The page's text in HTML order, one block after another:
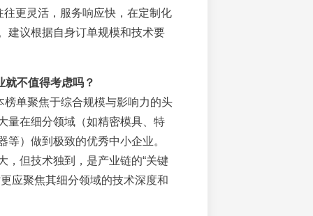
往更灵活，服务响应快，在定制化
建议根据自身订单规模和技术要
就不值得考虑吗？
榜单聚焦于综合规模与影响力的头
量在细分领域（如精密模具、特
等）做到极致的优秀中小企业。
，但技术独到，是产业链的“关键
应聚焦其细分领域的技术深度和